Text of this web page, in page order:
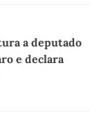
a deputado
e declara